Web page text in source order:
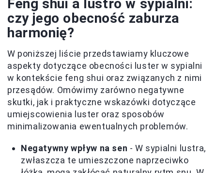
Feng shui a lustro w sypialni:
czy jego obecność zaburza
harmonię?
W poniższej liście przedstawiamy kluczowe
aspekty dotyczące obecności luster w sypialni
w kontekście feng shui oraz związanych z nimi
przesądów. Omówimy zarówno negatywne
skutki, jak i praktyczne wskazówki dotyczące
umiejscowienia luster oraz sposobów
minimalizowania ewentualnych problemów.
Negatywny wpływ na sen - W sypialni lustra,
zwłaszcza te umieszczone naprzeciwko